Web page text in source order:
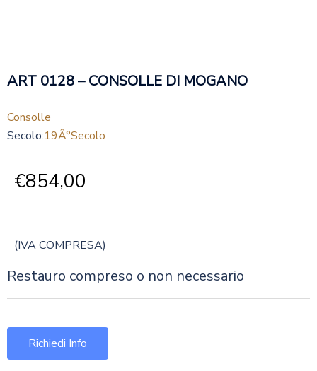
ART 0128 – CONSOLLE DI MOGANO
Consolle
Secolo:19Â°secolo
€854,00
(IVA COMPRESA)
Restauro compreso o non necessario
Richiedi Info